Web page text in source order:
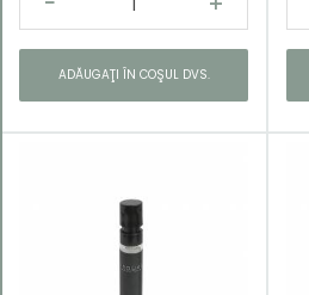
ADĂUGAŢI ÎN COŞUL DVS.